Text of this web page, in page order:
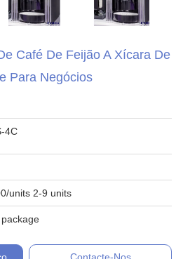
Café De Feijão A Xícara De
Para Negócios
4C
units 2-9 units